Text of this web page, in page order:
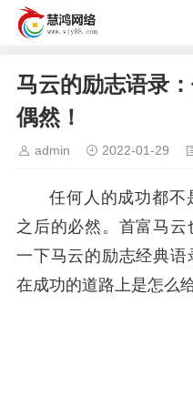
马云的励志语录
偶然！
admin 2022-01-29
任何人的成功都不
之后的必然。首富马
一下马云的励志经典
在成功的道路上是怎么